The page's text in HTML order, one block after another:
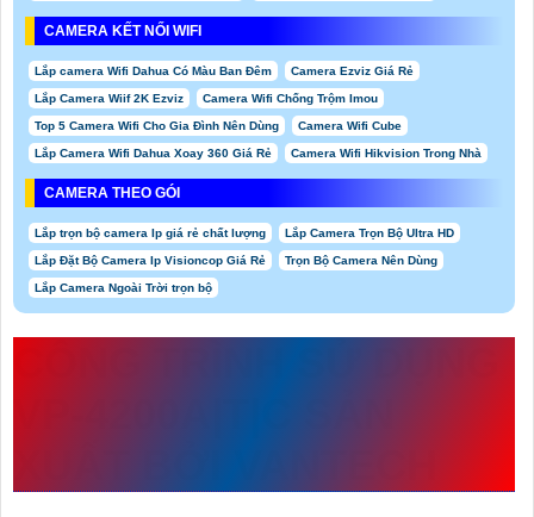
CAMERA KẾT NỐI WIFI
Lắp camera Wifi Dahua Có Màu Ban Đêm Camera Ezviz Giá Rẻ
Lắp Camera Wiif 2K Ezviz Camera Wifi Chống Trộm Imou
Top 5 Camera Wifi Cho Gia Đình Nên Dùng Camera Wifi Cube
Lắp Camera Wifi Dahua Xoay 360 Giá Rẻ Camera Wifi Hikvision Trong Nhà
CAMERA THEO GÓI
Lắp trọn bộ camera Ip giá rẻ chất lượng Lắp Camera Trọn Bộ Ultra HD
Lắp Đặt Bộ Camera Ip Visioncop Giá Rẻ Trọn Bộ Camera Nên Dùng
Lắp Camera Ngoài Trời trọn bộ